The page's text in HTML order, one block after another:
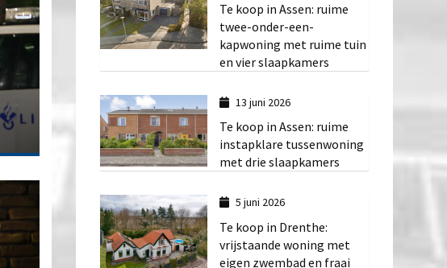
Te koop in Assen: ruime
twee-onder-een-
kapwoning met ruime tuin
en vier slaapkamers
13 juni 2026
Te koop in Assen: ruime
instapklare tussenwoning
met drie slaapkamers
5 juni 2026
Te koop in Drenthe:
vrijstaande woning met
eigen zwembad en fraai